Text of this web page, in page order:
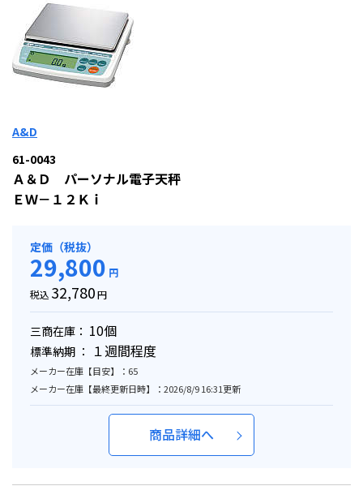
A&D
61-0043
Ａ＆Ｄ パーソナル電子天秤
ＥＷ－１２Ｋｉ
定価（税抜）
29,800 円
税込 32,780円
三商在庫： 10個
標準納期 ： １週間程度
メーカー在庫【目安】：65
メーカー在庫【最終更新日時】：2026/8/9 16:31更新
商品詳細へ